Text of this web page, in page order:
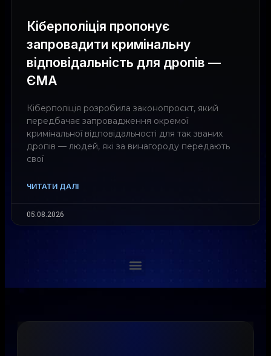
Кіберполіція пропонує
запровадити кримінальну
відповідальність для дропів —
ЄМА
Кіберполіція розробила законопроєкт, який
передбачає запровадження окремої
кримінальної відповідальності для так званих
дропів — людей, які за винагороду передають
свої
ЧИТАТИ ДАЛІ
05.08.2026